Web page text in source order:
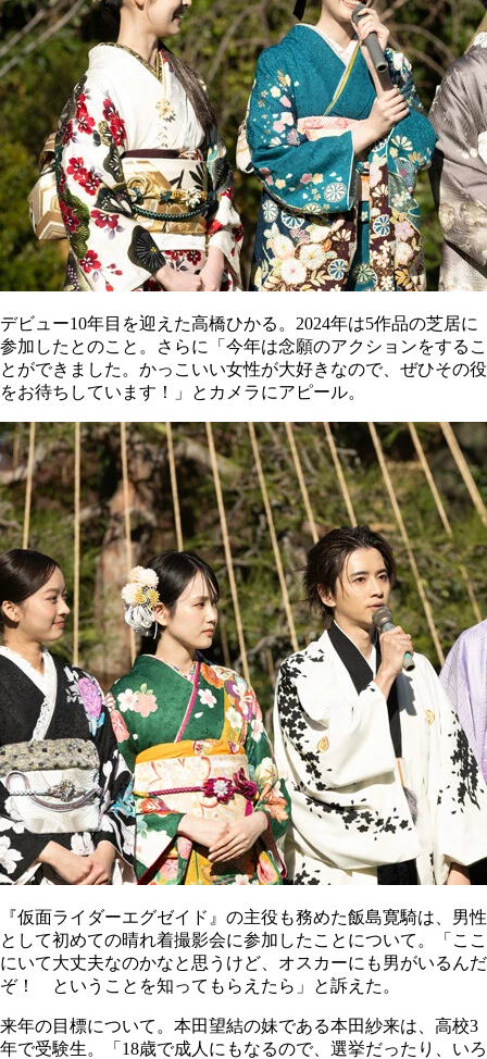
デビュー10年目を迎えた高橋ひかる。2024年は5作品の芝居に
参加したとのこと。さらに「今年は念願のアクションをするこ
とができました。かっこいい女性が大好きなので、ぜひその役
をお待ちしています！」とカメラにアピール。
『仮面ライダーエグゼイド』の主役も務めた飯島寛騎は、男性
として初めての晴れ着撮影会に参加したことについて。「ここ
にいて大丈夫なのかなと思うけど、オスカーにも男がいるんだ
ぞ！ ということを知ってもらえたら」と訴えた。
来年の目標について。本田望結の妹である本田紗来は、高校3
年で受験生。「18歳で成人にもなるので、選挙だったり、いろ